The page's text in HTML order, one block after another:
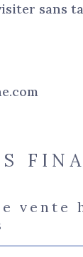
sans
vente